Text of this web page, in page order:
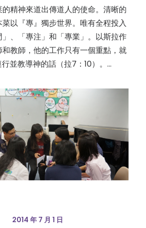
的精神來道出傳道人的使命。清晰的
以『專』獨步世界。唯有全程投入
、「專注」和「專業」。以斯拉作
教師，他的工作只有一個重點，就
並教導神的話（拉7：10）。…
2014 年 7 月 1 日